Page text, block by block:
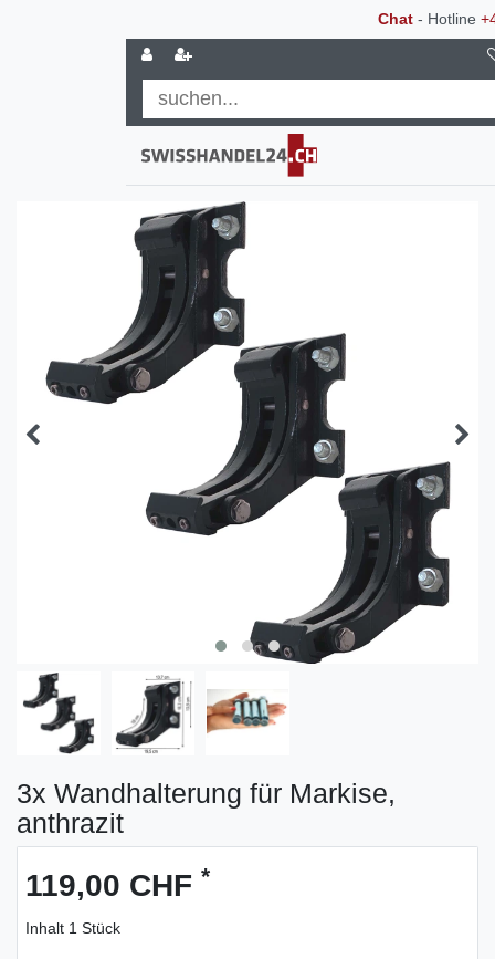
Chat- Hotline
3x Wandhalterung für Markise,
anthrazit
119,00 CHF *
Inhalt 1 Stück